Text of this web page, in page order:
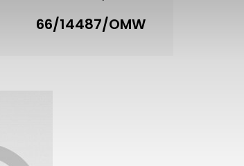
66/14487/OMW